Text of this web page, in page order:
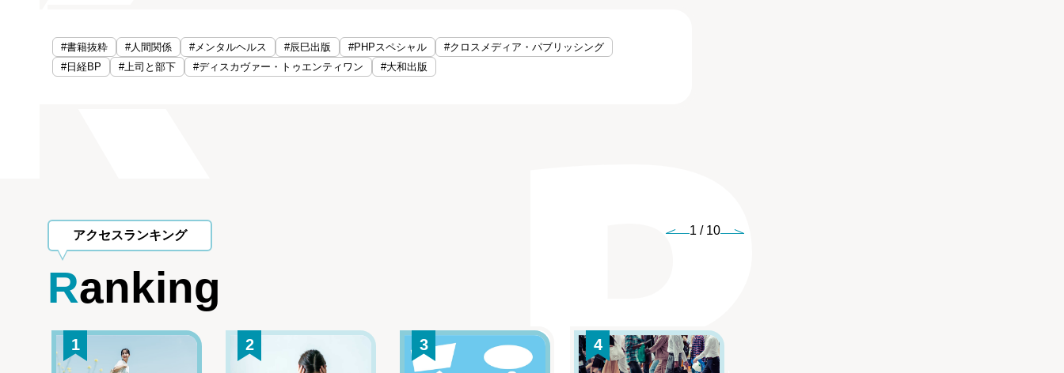
#書籍抜粋 #人間関係 #メンタルヘルス #辰巳出版 #PHPスペシャル
#クロスメディア・パブリッシング
#日経BP
#上司と部下 #ディスカヴァー・トゥエンティワン #大和出版
アクセスランキング
Ranking
1 / 10
1 2 3 4